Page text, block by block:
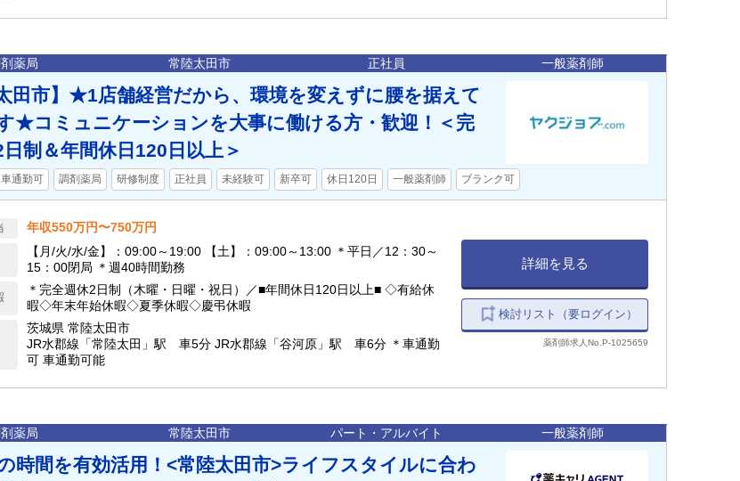
薬局 常陸太田市 正社員 一般薬剤師
田市】★1店舗経営だから、環境を変えずに腰を据えて
★コミュニケーションを大事に働ける方・歓迎！＜完
制＆年間休日120日以上＞
車通勤可 調剤薬局 研修制度 正社員 未経験可 新卒可 休日120日 一般薬剤師 ブランク可
年収550万円〜750万円
【月/火/水/金】：09:00～19:00 【土】：09:00～13:00 ＊平日／12：30～
15：00閉局 ＊週40時間勤務
＊完全週休2日制（木曜・日曜・祝日）／■年間休日120日以上■ ◇有給休
暇◇年末年始休暇◇夏季休暇◇慶弔休暇
茨城県 常陸太田市
JR水郡線「常陸太田」駅 車5分 JR水郡線「谷河原」駅 車6分 ＊車通勤
可 車通勤可能
詳細を見る
検討リスト（要ログイン）
薬剤師求人No.P-1025659
薬局 常陸太田市 パート・アルバイト 一般薬剤師
時間を有効活用！<常陸太田市>ライフスタイルに合わ